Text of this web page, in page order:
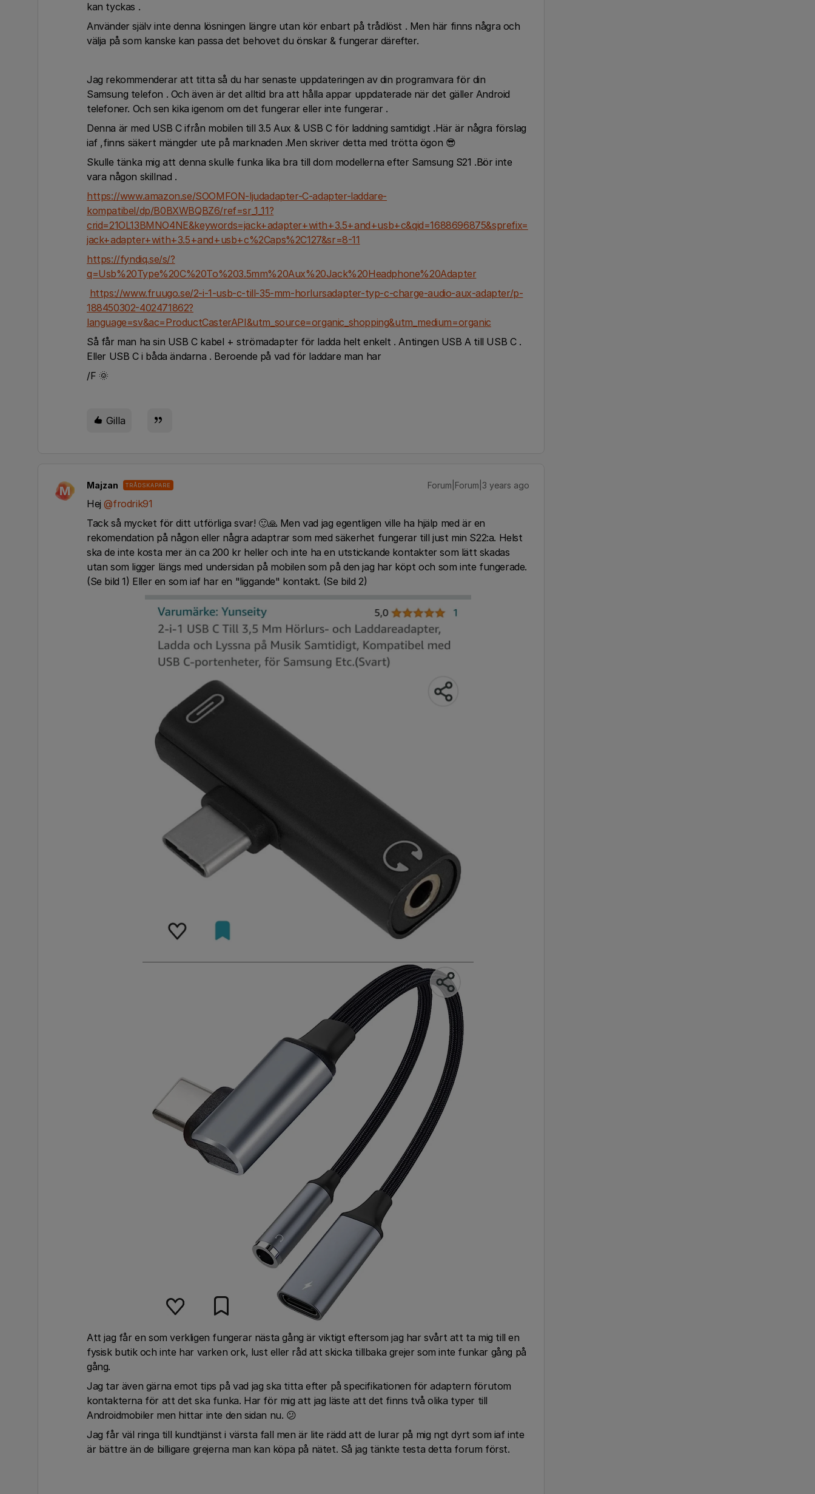
kan tyckas .
Använder själv inte denna lösningen längre utan kör enbart på trådlöst . Men här finns några och
välja på som kanske kan passa det behovet du önskar & fungerar därefter.
Jag rekommenderar att titta så du har senaste uppdateringen av din programvara för din
Samsung telefon . Och även är det alltid bra att hålla appar uppdaterade när det gäller Android
telefoner. Och sen kika igenom om det fungerar eller inte fungerar .
Denna är med USB C ifrån mobilen till 3.5 Aux & USB C för laddning samtidigt .Här är några förslag
iaf ,finns säkert mängder ute på marknaden .Men skriver detta med trötta ögon 😎
Skulle tänka mig att denna skulle funka lika bra till dom modellerna efter Samsung S21 .Bör inte
vara någon skillnad .
https://www.amazon.se/SOOMFON-ljudadapter-C-adapter-laddare-
kompatibel/dp/B0BXWBQBZ6/ref=sr_1_11?
crid=21OL13BMNO4NE&keywords=jack+adapter+with+3.5+and+usb+c&qid=1688696875&sprefix=
jack+adapter+with+3.5+and+usb+c%2Caps%2C127&sr=8-11
https://fyndiq.se/s/?
q=Usb%20Type%20C%20To%203.5mm%20Aux%20Jack%20Headphone%20Adapter
https://www.fruugo.se/2-i-1-usb-c-till-35-mm-horlursadapter-typ-c-charge-audio-aux-adapter/p-
188450302-402471862?
language=sv&ac=ProductCasterAPI&utm_source=organic_shopping&utm_medium=organic
Så får man ha sin USB C kabel + strömadapter för ladda helt enkelt . Antingen USB A till USB C .
Eller USB C i båda ändarna . Beroende på vad för laddare man har
/F 🌞
Gilla
M Majzan TRÅDSKAPARE Forum|Forum|3 years ago
Hej@frodrik91
Tack så mycket för ditt utförliga svar! 🙂🙏 Men vad jag egentligen ville ha hjälp med är en
rekomendation på någon eller några adaptrar som med säkerhet fungerar till just min S22:a. Helst
ska de inte kosta mer än ca 200 kr heller och inte ha en utstickande kontakter som lätt skadas
utan som ligger längs med undersidan på mobilen som på den jag har köpt och som inte fungerade.
(Se bild 1) Eller en som iaf har en "liggande" kontakt. (Se bild 2)
Att jag får en som verkligen fungerar nästa gång är viktigt eftersom jag har svårt att ta mig till en
fysisk butik och inte har varken ork, lust eller råd att skicka tillbaka grejer som inte funkar gång på
gång.
Jag tar även gärna emot tips på vad jag ska titta efter på specifikationen för adaptern förutom
kontakterna för att det ska funka. Har för mig att jag läste att det finns två olika typer till
Androidmobiler men hittar inte den sidan nu. 😕
Jag får väl ringa till kundtjänst i värsta fall men är lite rädd att de lurar på mig ngt dyrt som iaf inte
är bättre än de billigare grejerna man kan köpa på nätet. Så jag tänkte testa detta forum först.